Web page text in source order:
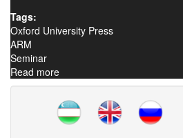
Tags:
Oxford University Press
ARM
Seminar
Read more
davlatlari menejeri
qildi